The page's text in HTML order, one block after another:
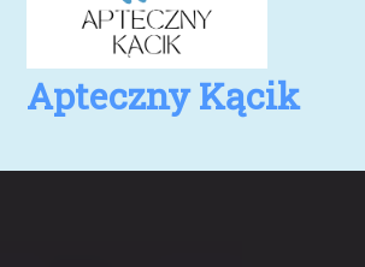
Apteczny Kącik